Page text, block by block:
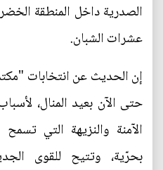
الصدرية داخل المنطقة
عشرات الشبان.
إن الحديث عن انتخابات
حتى الآن بعيد المنال،
الآمنة والنزيهة التي تسمح
بحرّية، وتتيح للقوى